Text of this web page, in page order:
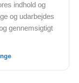
indhold og
og udarbejdes
gennemsigtigt